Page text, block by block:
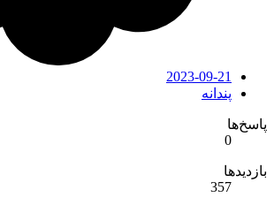
2023-09-21
پندانه
357